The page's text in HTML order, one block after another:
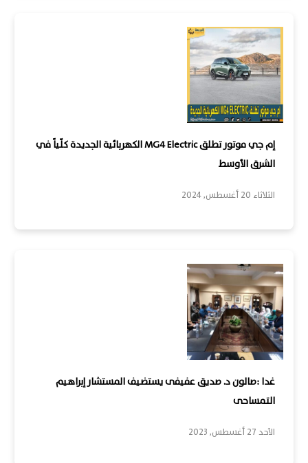
إم جي موتور تطلق MG4 Electric الكهربائية الجديدة كلّياً في
الشرق الأوسط
الثلاثاء 20 أغسطس, 2024
غدا :صالون د. صديق عفيفى يستضيف المستشار إبراهيم
التمساحى
الأحد 27 أغسطس, 2023